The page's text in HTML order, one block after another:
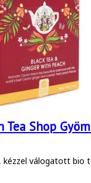
Tea Shop
kézzel válogatott bio